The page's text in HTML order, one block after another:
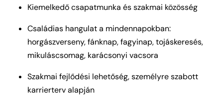
Kiemelkedő csapatmunka és szakmai közösség
Családias hangulat a mindennapokban:
horgászverseny, fánknap, fagyinap, tojáskeresés,
mikuláscsomag, karácsonyi vacsora
Szakmai fejlődési lehetőség, személyre szabott
karrierterv alapján